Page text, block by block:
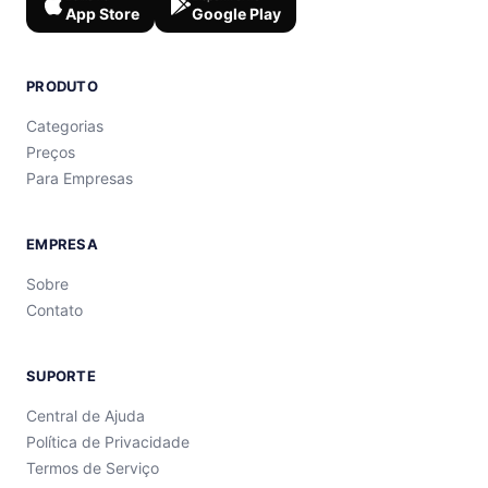
App Store Google Play
PRODUTO
Categorias
Preços
Para Empresas
EMPRESA
Sobre
Contato
SUPORTE
Central de Ajuda
Política de Privacidade
Termos de Serviço